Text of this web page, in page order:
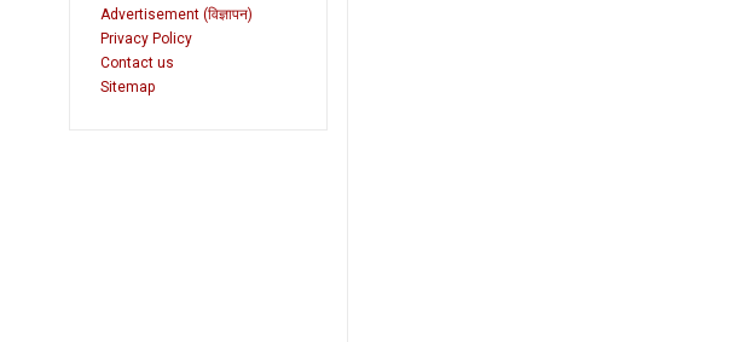
Advertisement (विज्ञापन)
Privacy Policy
Contact us
Sitemap